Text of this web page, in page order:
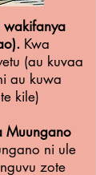
wakifanya
Kwa
(au kuvaa
au kuwa
kile)
Muungano
ni ule
zote